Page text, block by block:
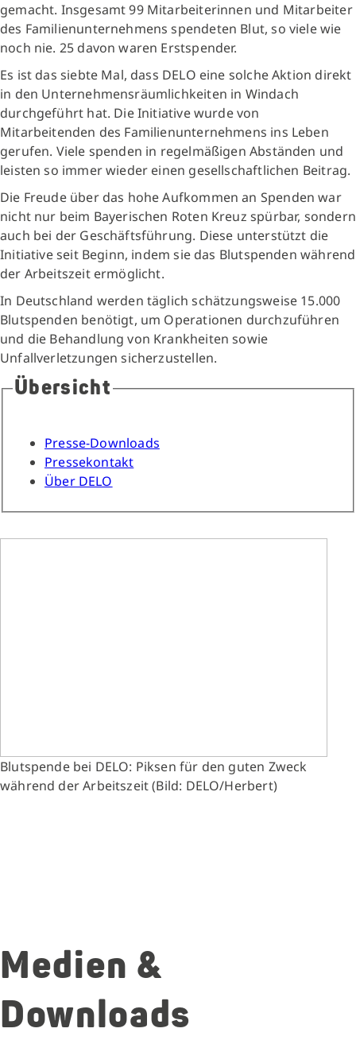
gemacht. Insgesamt 99 Mitarbeiterinnen und Mitarbeiter
des Familienunternehmens spendeten Blut, so viele wie
noch nie. 25 davon waren Erstspender.
Es ist das siebte Mal, dass DELO eine solche Aktion direkt
in den Unternehmensräumlichkeiten in Windach
durchgeführt hat. Die Initiative wurde von
Mitarbeitenden des Familienunternehmens ins Leben
gerufen. Viele spenden in regelmäßigen Abständen und
leisten so immer wieder einen gesellschaftlichen Beitrag.
Die Freude über das hohe Aufkommen an Spenden war
nicht nur beim Bayerischen Roten Kreuz spürbar, sondern
auch bei der Geschäftsführung. Diese unterstützt die
Initiative seit Beginn, indem sie das Blutspenden während
der Arbeitszeit ermöglicht.
In Deutschland werden täglich schätzungsweise 15.000
Blutspenden benötigt, um Operationen durchzuführen
und die Behandlung von Krankheiten sowie
Unfallverletzungen sicherzustellen.
Übersicht
Presse-Downloads
Pressekontakt
Über DELO
Blutspende bei DELO: Piksen für den guten Zweck
während der Arbeitszeit (Bild: DELO/Herbert)
Medien &
Downloads